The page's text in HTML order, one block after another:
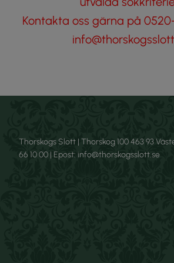
Kontakta oss gärna på
Thorskogs Slott | Thorskog 100 463 93
66 10 00 | Epost: info@thorskogsslott.se